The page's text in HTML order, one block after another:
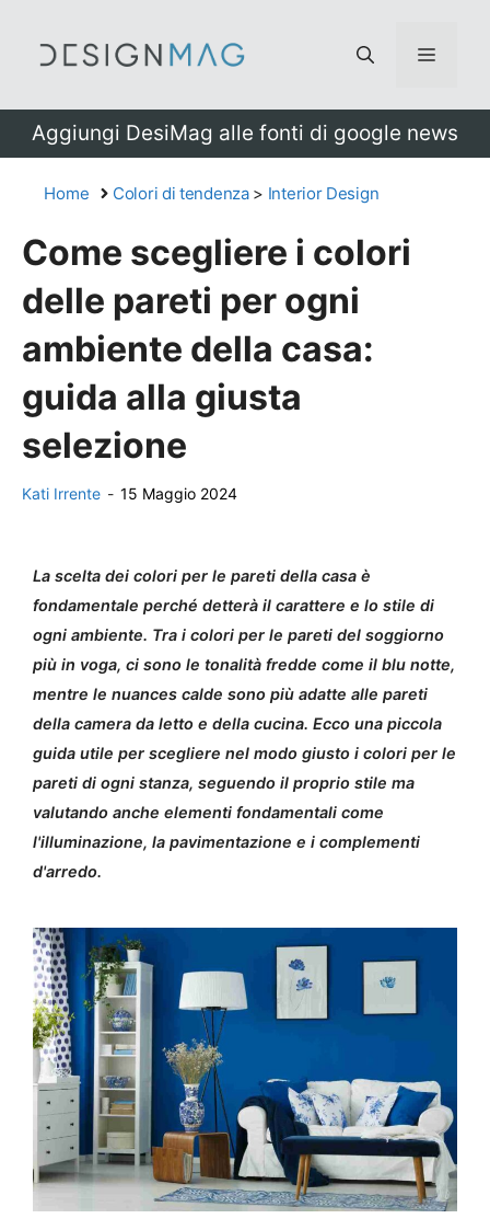
Menu
Aggiungi DesiMag alle fonti di google news
Home Colori di tendenza> Interior Design
Come scegliere i colori
delle pareti per ogni
ambiente della casa:
guida alla giusta
selezione
Kati Irrente - 15 Maggio 2024
La scelta dei colori per le pareti della casa è
fondamentale perché detterà il carattere e lo stile di
ogni ambiente. Tra i colori per le pareti del soggiorno
più in voga, ci sono le tonalità fredde come il blu notte,
mentre le nuances calde sono più adatte alle pareti
della camera da letto e della cucina. Ecco una piccola
guida utile per scegliere nel modo giusto i colori per le
pareti di ogni stanza, seguendo il proprio stile ma
valutando anche elementi fondamentali come
l'illuminazione, la pavimentazione e i complementi
d'arredo.